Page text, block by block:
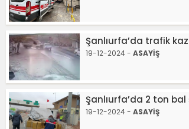
Şanlıurfa’da trafik
19-12-2024 - ASAYİŞ
Şanlıurfa’da 2 ton
19-12-2024 - ASAYİŞ